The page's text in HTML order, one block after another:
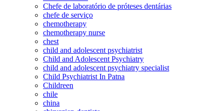
Chefe de laboratório de próteses dentárias
chefe de serviço
chemotherapy
chemotherapy nurse
chest
child and adolescent psychiatrist
Child and Adolescent Psychiatry
child and adolescent psychiatry specialist
Child Psychiatrist In Patna
Childreen
chile
china